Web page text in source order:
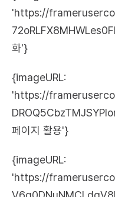
'https://
화'}
{imageURL:
'https://
페이지 활용'}
{imageURL:
'https://